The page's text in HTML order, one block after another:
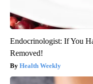
Endocrinologist: If You
Removed!
Health Weekly